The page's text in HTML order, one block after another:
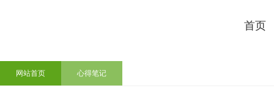
首页
网站首页 心得笔记